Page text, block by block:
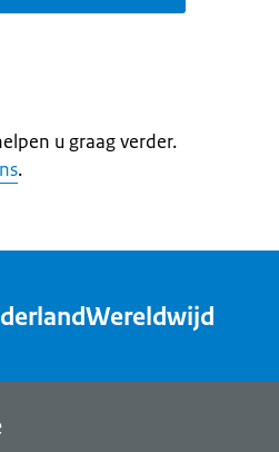
u graag verder.
.